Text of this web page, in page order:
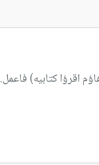
اقرؤا كتابيه) فاعمل.